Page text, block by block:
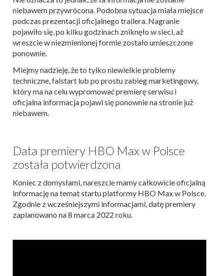
niebawem przywrócona. Podobna sytuacja miała miejsce
podczas prezentacji oficjalnego trailera. Nagranie
pojawiło się, po kilku godzinach zniknęło w sieci, aż
wreszcie w niezmienionej formie zostało umieszczone
ponownie.
Miejmy nadzieję, że to tylko niewielkie problemy
techniczne, falstart lub po prostu zabieg marketingowy,
który ma na celu wypromować premierę serwisu i
oficjalna informacja pojawi się ponownie na stronie już
niebawem.
Data premiery HBO Max w Polsce
została potwierdzona
Koniec z domysłami, nareszcie mamy całkowicie oficjalną
informację na temat startu platformy HBO Max w Polsce.
Zgodnie z wcześniejszymi informacjami, datę premiery
zaplanowano na 8 marca 2022 roku.